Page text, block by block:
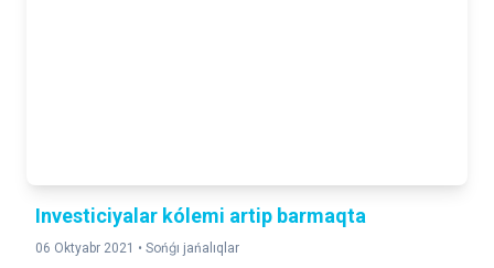
Investiсiyalar kólemi artip barmaqta
06 Oktyabr 2021 • Sońǵı jańalıqlar